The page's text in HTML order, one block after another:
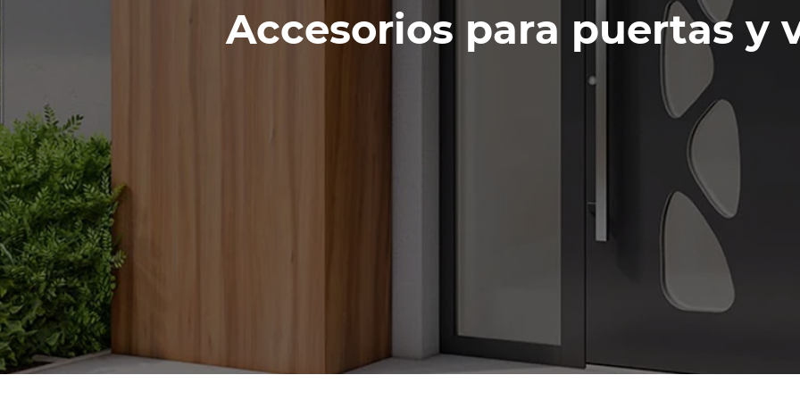
Accesorios para puertas y